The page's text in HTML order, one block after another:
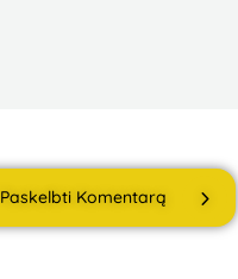
Paskelbti Komentarą